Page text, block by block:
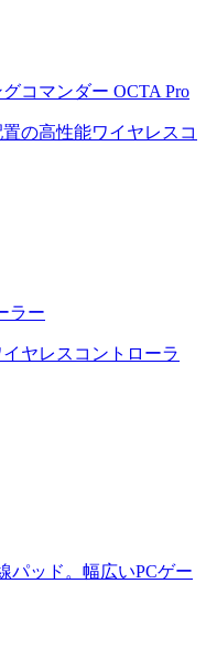
コマンダー OCTA Pro
の高性能ワイヤレスコ
ラー
ヤレスコントローラ
パッド。幅広いPCゲー